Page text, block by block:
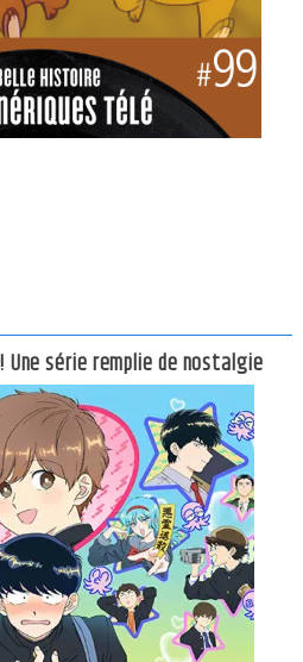
Une série remplie de nostalgie